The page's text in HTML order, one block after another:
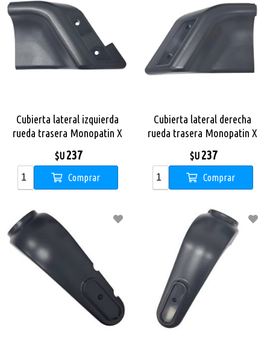
Cubierta lateral izquierda
rueda trasera Monopatin X
$U237
Comprar
Cubierta lateral derecha
rueda trasera Monopatin X
$U237
Comprar